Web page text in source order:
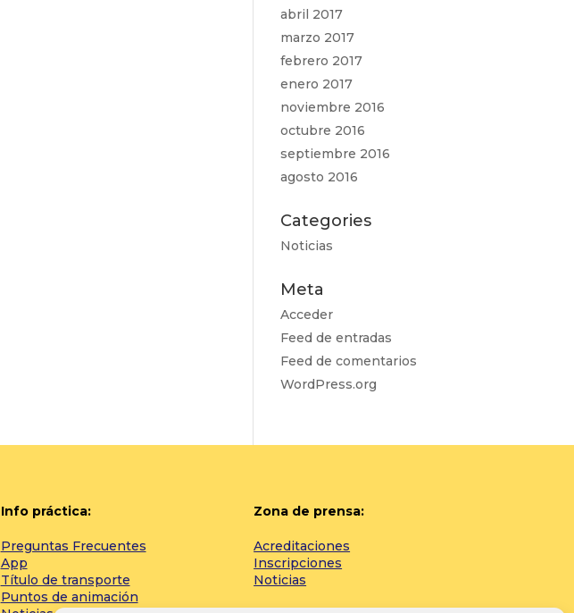
abril 2017
marzo 2017
febrero 2017
enero 2017
noviembre 2016
octubre 2016
septiembre 2016
agosto 2016
Categories
Noticias
Meta
Acceder
Feed de entradas
Feed de comentarios
WordPress.org
Info práctica:
Preguntas Frecuentes
App
Título de transporte
Puntos de animación
Zona de prensa:
Acreditaciones
Inscripciones
Noticias